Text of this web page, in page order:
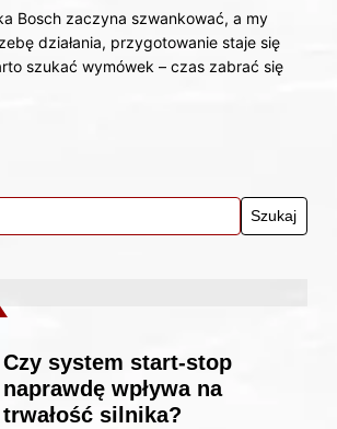
Bosch zaczyna szwankować, a my
działania, przygotowanie staje się
szukać wymówek – czas zabrać się
Czy system start-stop
naprawdę wpływa na
trwałość silnika?